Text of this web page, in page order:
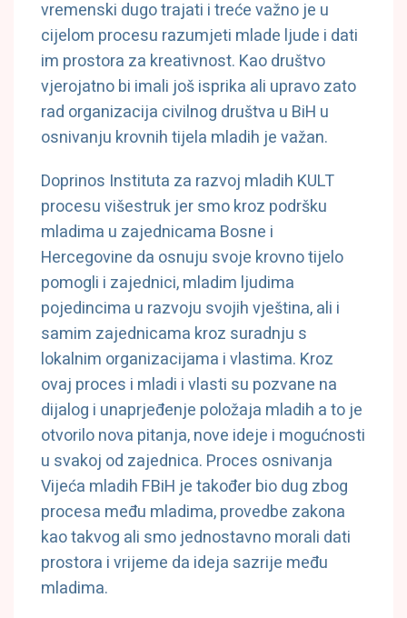
vremenski dugo trajati i treće važno je u
cijelom procesu razumjeti mlade ljude i dati
im prostora za kreativnost. Kao društvo
vjerojatno bi imali još isprika ali upravo zato
rad organizacija civilnog društva u BiH u
osnivanju krovnih tijela mladih je važan.
Doprinos Instituta za razvoj mladih KULT
procesu višestruk jer smo kroz podršku
mladima u zajednicama Bosne i
Hercegovine da osnuju svoje krovno tijelo
pomogli i zajednici, mladim ljudima
pojedincima u razvoju svojih vještina, ali i
samim zajednicama kroz suradnju s
lokalnim organizacijama i vlastima. Kroz
ovaj proces i mladi i vlasti su pozvane na
dijalog i unaprjeđenje položaja mladih a to je
otvorilo nova pitanja, nove ideje i mogućnosti
u svakoj od zajednica. Proces osnivanja
Vijeća mladih FBiH je također bio dug zbog
procesa među mladima, provedbe zakona
kao takvog ali smo jednostavno morali dati
prostora i vrijeme da ideja sazrije među
mladima.